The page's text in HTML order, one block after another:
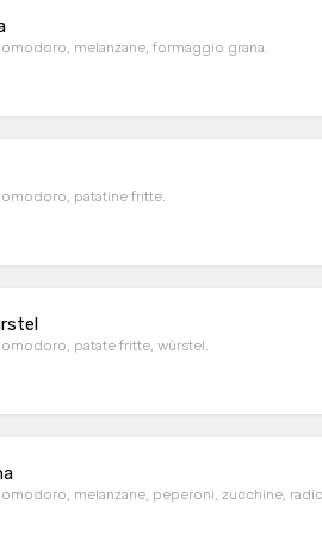
melanzane, formaggio grana.
patatine fritte.
patate fritte, würstel.
melanzane, peperoni, zucchine,